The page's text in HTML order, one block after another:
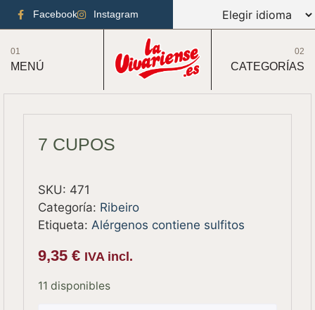
Facebook Instagram
01
MENÚ
02
CATEGORÍAS
7 CUPOS
SKU: 471
Categoría: Ribeiro
Etiqueta: Alérgenos contiene sulfitos
9,35€ IVA incl.
11 disponibles